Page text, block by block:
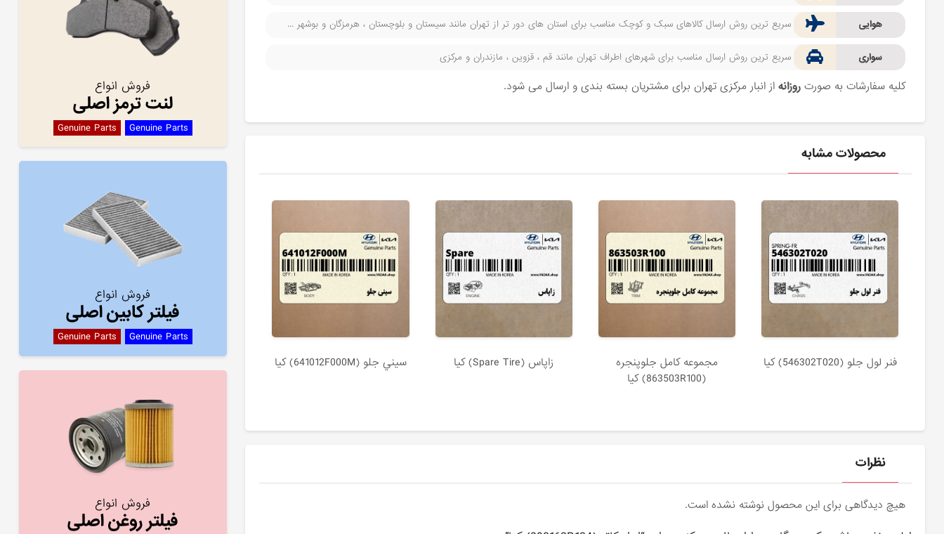
هوایی سریع ترین روش ارسال کالاهای سبک و کوچک مناسب برای استان های دور تر از تهران مانند سیستان و بلوچستان ، هرمزگان و بوشهر ...
سواری سریع ترین روش ارسال مناسب برای شهرهای اطراف تهران مانند قم ، قزوین ، مازندران و مرکزی
کلیه سفارشات به صورتروزانه از انبار مرکزی تهران برای مشتریان بسته بندی و ارسال می شود.
محصولات مشابه
فنر لول جلو (546302T020) کیا
مجموعه كامل جلوپنجره
(863503R100) کیا
زاپاس (Spare Tire) کیا سيني جلو (641012F000M) کیا
نظرات
هیچ دیدگاهی برای این محصول نوشته نشده است.
فروش انواع
لنت ترمز اصلی
Genuine Parts Genuine Parts
فروش انواع
فیلتر کابین اصلی
Genuine Parts Genuine Parts
فروش انواع
فیلتر روغن اصلی